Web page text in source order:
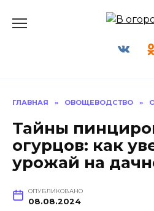
ГЛАВНАЯ » ОВОЩЕВОДСТВО »
Тайны
огурцов: как
урожай на
ОПУБЛИКОВАНО
08.08.2024